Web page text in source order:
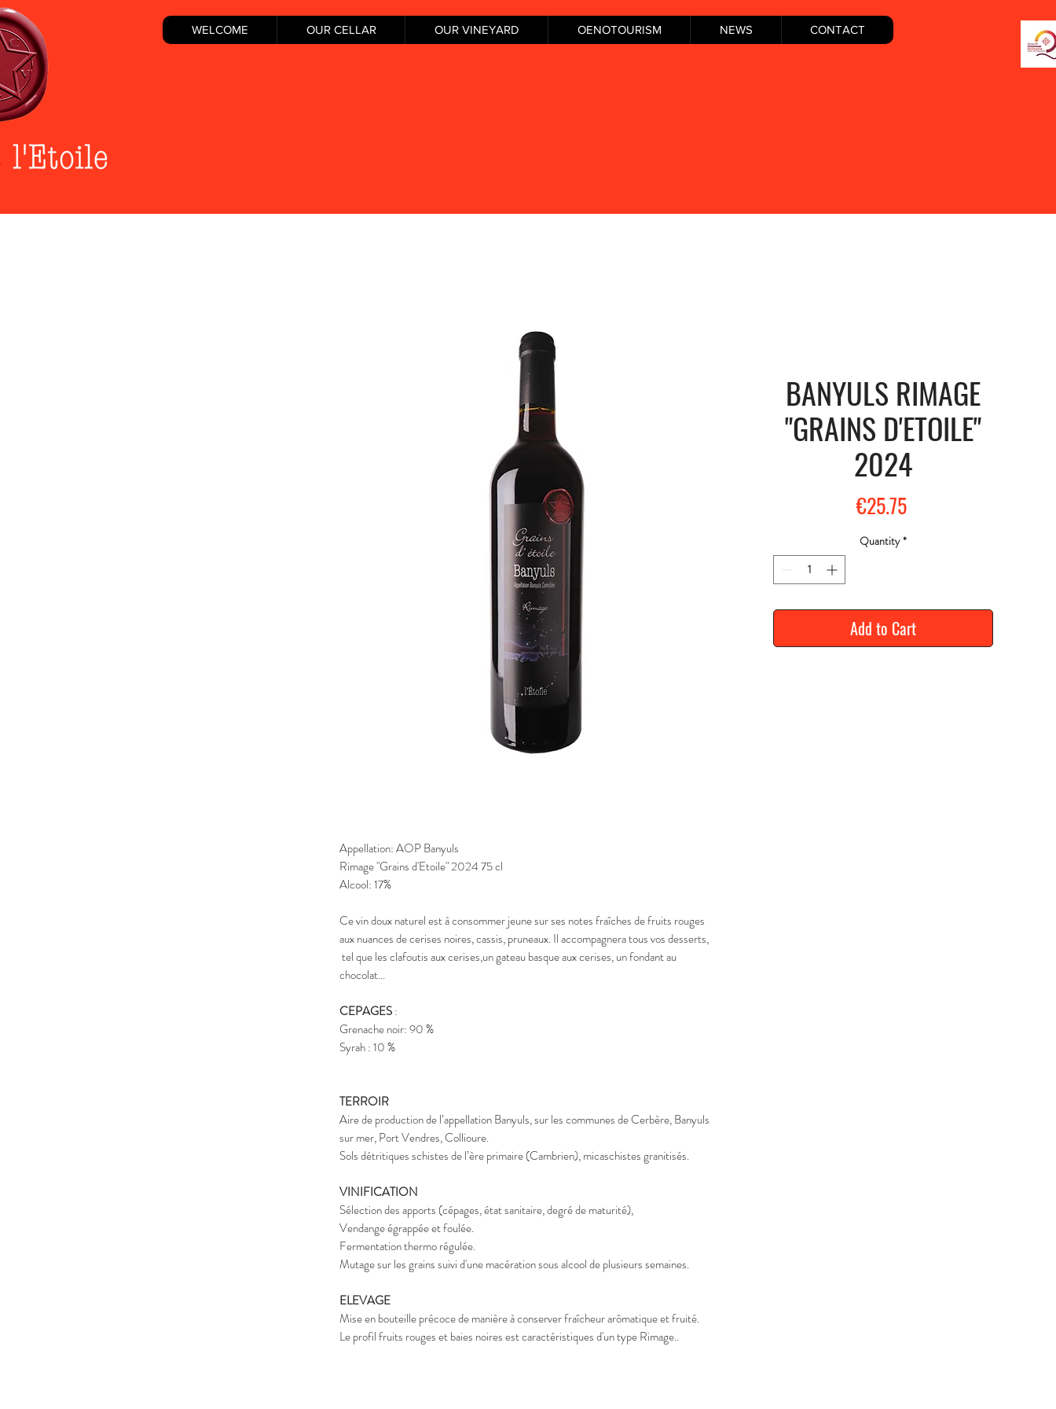
WELCOME OUR CELLAR OUR VINEYARD OENOTOURISM NEWS CONTACT
BANYULS RIMAGE
"GRAINS D'ETOILE"
2024
€25.75Price
Quantity *
Add to Cart
Appellation: AOP Banyuls
Rimage "Grains d'Etoile" 2024 75 cl
Alcool: 17%
Ce vin doux naturel est à consommer jeune sur ses notes fraîches de fruits rouges
aux nuances de cerises noires, cassis, pruneaux. Il accompagnera tous vos desserts,
tel que les clafoutis aux cerises,un gateau basque aux cerises, un fondant au
chocolat...
CEPAGES:
Grenache noir: 90 %
Syrah : 10 %
TERROIR
Aire de production de l’appellation Banyuls, sur les communes de Cerbère, Banyuls
sur mer, Port Vendres, Collioure.
Sols détritiques schistes de l’ère primaire (Cambrien), micaschistes granitisés.
VINIFICATION
Sélection des apports (cépages, état sanitaire, degré de maturité),
Vendange égrappée et foulée.
Fermentation thermo régulée.
Mutage sur les grains suivi d'une macération sous alcool de plusieurs semaines.
ELEVAGE
Mise en bouteille précoce de manière à conserver fraîcheur arômatique et fruité.
Le profil fruits rouges et baies noires est caractéristiques d'un type Rimage..